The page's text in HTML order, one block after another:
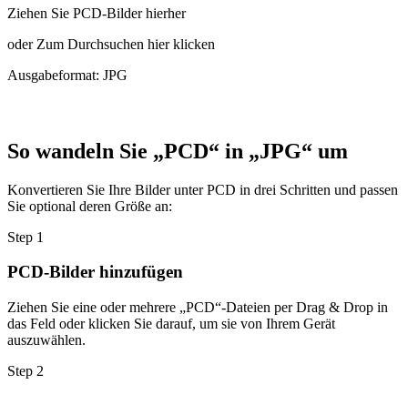
Ziehen Sie PCD-Bilder hierher
oder Zum Durchsuchen hier klicken
Ausgabeformat: JPG
So wandeln Sie „PCD“ in „JPG“ um
Konvertieren Sie Ihre Bilder unter PCD in drei Schritten und passen
Sie optional deren Größe an:
Step 1
PCD-Bilder hinzufügen
Ziehen Sie eine oder mehrere „PCD“-Dateien per Drag & Drop in
das Feld oder klicken Sie darauf, um sie von Ihrem Gerät
auszuwählen.
Step 2